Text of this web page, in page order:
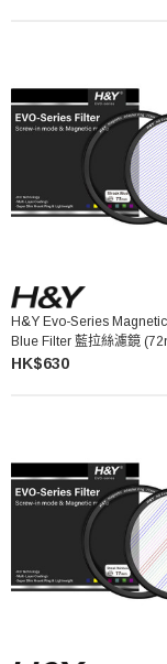
H&Y Evo-Series
Blue Filter 藍拉絲濾鏡
HK$630